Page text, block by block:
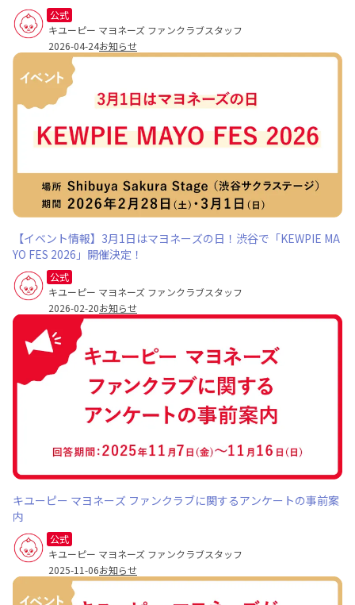
公式
キユーピー マヨネーズ ファンクラブスタッフ
2026-04-24お知らせ
【イベント情報】3月1日はマヨネーズの日！渋谷で「KEWPIE MA
YO FES 2026」開催決定！
公式
キユーピー マヨネーズ ファンクラブスタッフ
2026-02-20お知らせ
キユーピー マヨネーズ ファンクラブに関するアンケートの事前案
内
公式
キユーピー マヨネーズ ファンクラブスタッフ
2025-11-06お知らせ